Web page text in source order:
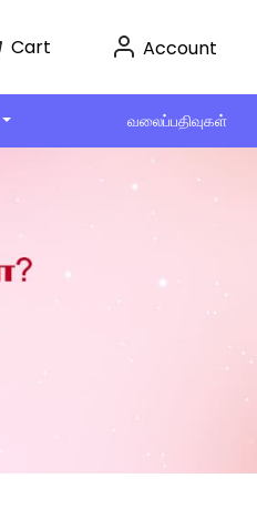
Cart Account
வலைப்பதிவுகள்